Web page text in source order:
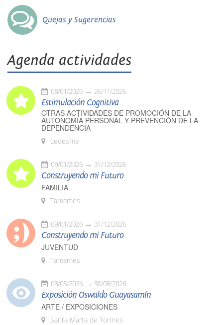
Quejas y Sugerencias
Agenda actividades
08/01/2026 26/11/2026
Estimulación Cognitiva
OTRAS ACTIVIDADES DE PROMOCIÓN DE LA
AUTONOMÍA PERSONAL Y PREVENCIÓN DE LA
DEPENDENCIA
Ledesma
09/01/2026 31/12/2026
Construyendo mi Futuro
FAMILIA
Tamames
09/01/2026 31/12/2026
Construyendo mi Futuro
JUVENTUD
Tamames
08/05/2026 30/08/2026
Exposición Oswaldo Guayasamín
ARTE / EXPOSICIONES
Santa Marta de Tormes